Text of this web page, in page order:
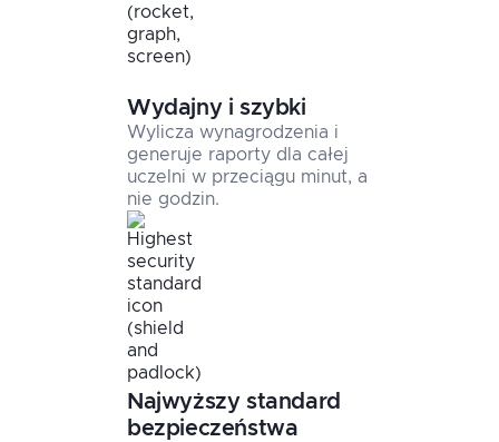
Wydajny i szybki
Wylicza wynagrodzenia i
generuje raporty dla całej
uczelni w przeciągu minut, a
nie godzin.
Najwyższy standard
bezpieczeństwa